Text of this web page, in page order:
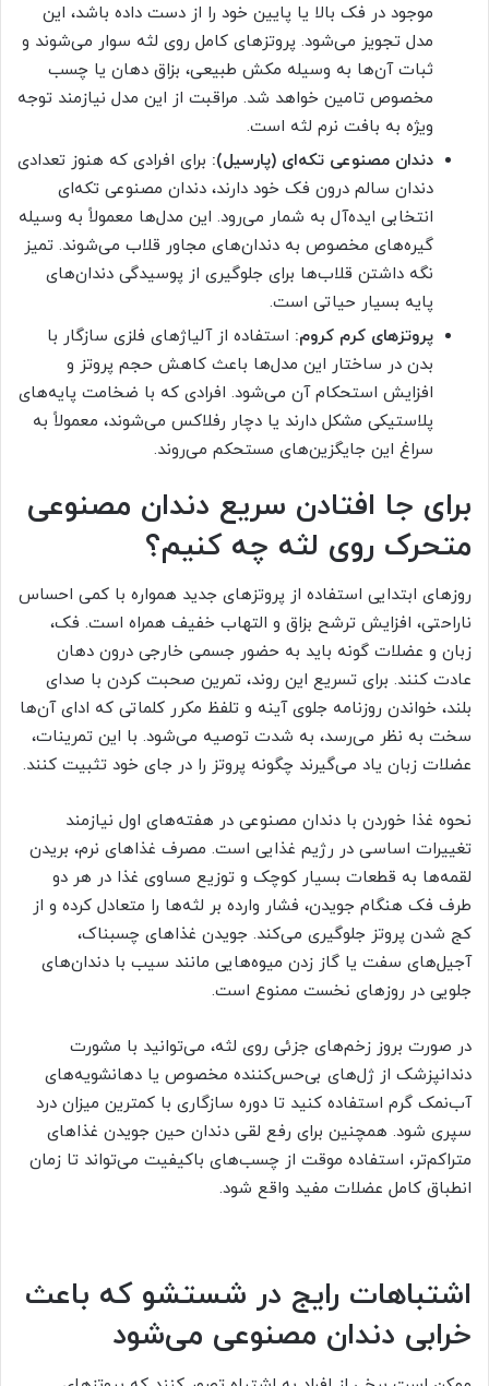
موجود در فک بالا یا پایین خود را از دست داده باشد، این
مدل تجویز می‌شود. پروتزهای کامل روی لثه سوار می‌شوند و
ثبات آن‌ها به وسیله مکش طبیعی، بزاق دهان یا چسب
مخصوص تامین خواهد شد. مراقبت از این مدل نیازمند توجه
ویژه به بافت نرم لثه است.
دندان مصنوعی تکه‌ای (پارسیل): برای افرادی که هنوز تعدادی
دندان سالم درون فک خود دارند، دندان مصنوعی تکه‌ای
انتخابی ایده‌آل به شمار می‌رود. این مدل‌ها معمولاً به وسیله
گیره‌های مخصوص به دندان‌های مجاور قلاب می‌شوند. تمیز
نگه داشتن قلاب‌ها برای جلوگیری از پوسیدگی دندان‌های
پایه بسیار حیاتی است.
پروتزهای کرم کروم: استفاده از آلیاژهای فلزی سازگار با
بدن در ساختار این مدل‌ها باعث کاهش حجم پروتز و
افزایش استحکام آن می‌شود. افرادی که با ضخامت پایه‌های
پلاستیکی مشکل دارند یا دچار رفلاکس می‌شوند، معمولاً به
سراغ این جایگزین‌های مستحکم می‌روند.
برای جا افتادن سریع دندان مصنوعی
متحرک روی لثه چه کنیم؟
روزهای ابتدایی استفاده از پروتزهای جدید همواره با کمی احساس
ناراحتی، افزایش ترشح بزاق و التهاب خفیف همراه است. فک،
زبان و عضلات گونه باید به حضور جسمی خارجی درون دهان
عادت کنند. برای تسریع این روند، تمرین صحبت کردن با صدای
بلند، خواندن روزنامه جلوی آینه و تلفظ مکرر کلماتی که ادای آن‌ها
سخت به نظر می‌رسد، به شدت توصیه می‌شود. با این تمرینات،
عضلات زبان یاد می‌گیرند چگونه پروتز را در جای خود تثبیت کنند.
نحوه غذا خوردن با دندان مصنوعی در هفته‌های اول نیازمند
تغییرات اساسی در رژیم غذایی است. مصرف غذاهای نرم، بریدن
لقمه‌ها به قطعات بسیار کوچک و توزیع مساوی غذا در هر دو
طرف فک هنگام جویدن، فشار وارده بر لثه‌ها را متعادل کرده و از
کج شدن پروتز جلوگیری می‌کند. جویدن غذاهای چسبناک،
آجیل‌های سفت یا گاز زدن میوه‌هایی مانند سیب با دندان‌های
جلویی در روزهای نخست ممنوع است.
در صورت بروز زخم‌های جزئی روی لثه، می‌توانید با مشورت
دندانپزشک از ژل‌های بی‌حس‌کننده مخصوص یا دهانشویه‌های
آب‌نمک گرم استفاده کنید تا دوره سازگاری با کمترین میزان درد
سپری شود. همچنین برای رفع لقی دندان حین جویدن غذاهای
متراکم‌تر، استفاده موقت از چسب‌های باکیفیت می‌تواند تا زمان
انطباق کامل عضلات مفید واقع شود.
اشتباهات رایج در شستشو که باعث
خرابی دندان مصنوعی می‌شود